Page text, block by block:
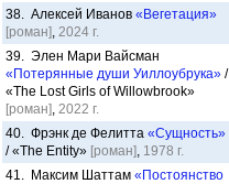
38. Алексей Иванов «Вегетация»
[роман], 2024 г.
39. Элен Мари Вайсман
«Потерянные души Уиллоубрука» /
«The Lost Girls of Willowbrook»
[роман], 2022 г.
40. Фрэнк де Фелитта «Сущность»
/ «The Entity» [роман], 1978 г.
41. Максим Шаттам «Постоянство